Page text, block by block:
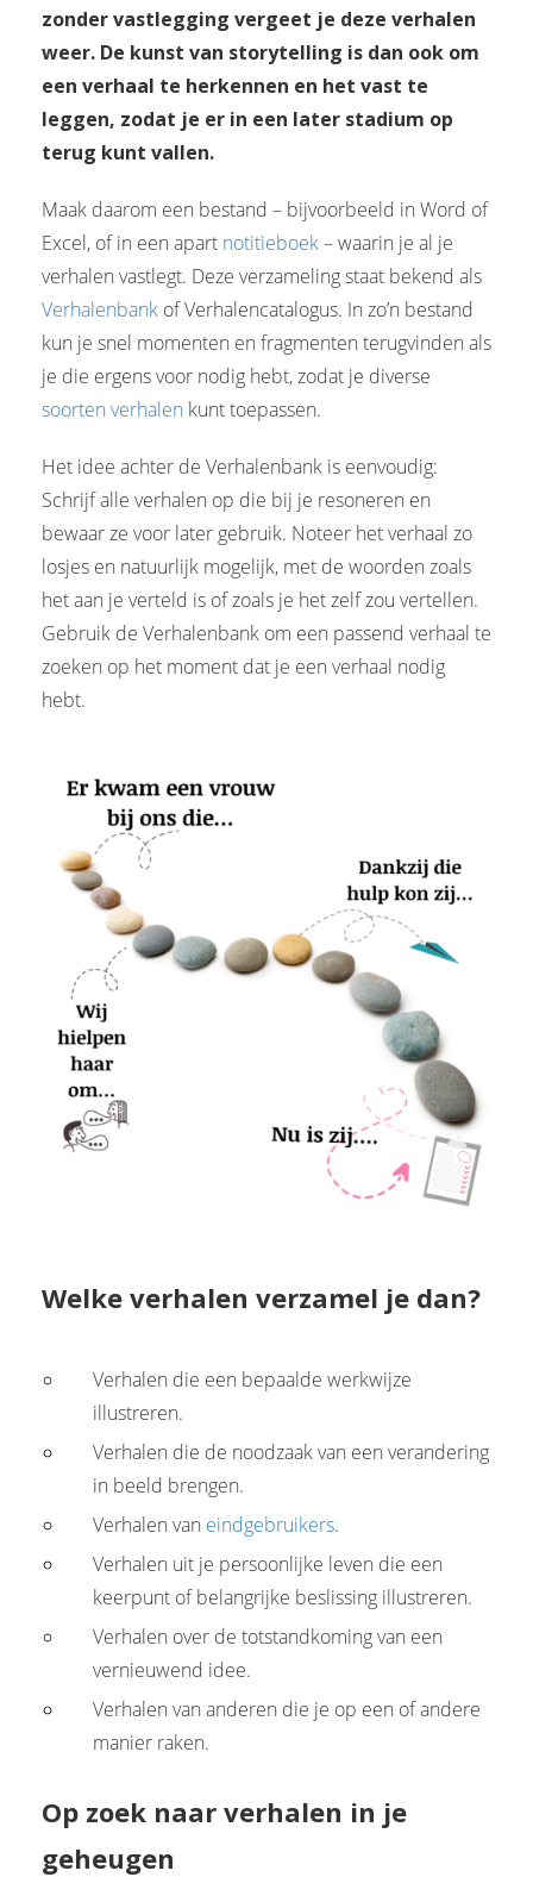
zonder vastlegging vergeet je deze verhalen
weer. De kunst van storytelling is dan ook om
een verhaal te herkennen en het vast te
leggen, zodat je er in een later stadium op
terug kunt vallen.
Maak daarom een bestand – bijvoorbeeld in Word of
Excel, of in een apart notitieboek– waarin je al je
verhalen vastlegt. Deze verzameling staat bekend als
Verhalenbank of Verhalencatalogus. In zo’n bestand
kun je snel momenten en fragmenten terugvinden als
je die ergens voor nodig hebt, zodat je diverse
soorten verhalen kunt toepassen.
Het idee achter de Verhalenbank is eenvoudig:
Schrijf alle verhalen op die bij je resoneren en
bewaar ze voor later gebruik. Noteer het verhaal zo
losjes en natuurlijk mogelijk, met de woorden zoals
het aan je verteld is of zoals je het zelf zou vertellen.
Gebruik de Verhalenbank om een passend verhaal te
zoeken op het moment dat je een verhaal nodig
hebt.
Welke verhalen verzamel je dan?
Verhalen die een bepaalde werkwijze
illustreren.
Verhalen die de noodzaak van een verandering
in beeld brengen.
Verhalen van eindgebruikers.
Verhalen uit je persoonlijke leven die een
keerpunt of belangrijke beslissing illustreren.
Verhalen over de totstandkoming van een
vernieuwend idee.
Verhalen van anderen die je op een of andere
manier raken.
Op zoek naar verhalen in je
geheugen